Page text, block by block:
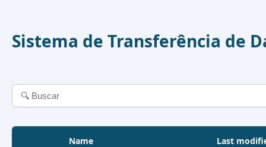
Sistema de Transferência de
Name Last